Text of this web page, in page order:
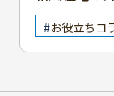
は？施工期
お役立ちコ